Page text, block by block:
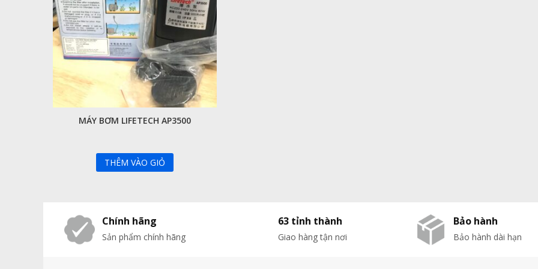
MÁY BƠM LIFETECH AP3500
THÊM VÀO GIỎ
Chính hãng
Sản phẩm chính hãng
63 tỉnh thành
Giao hàng tận nơi
Bảo hành
Bảo hành dài hạn